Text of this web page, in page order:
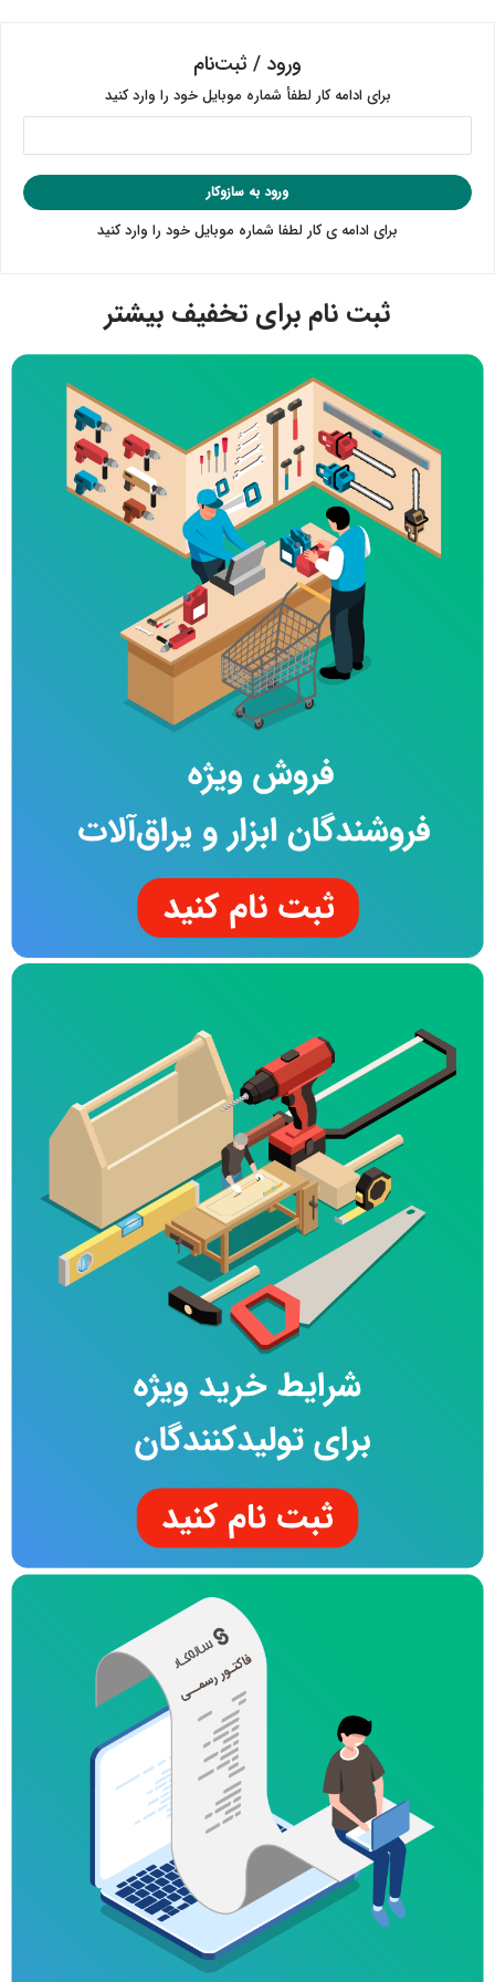
ورود / ثبت‌نام
برای ادامه کار لطفأ شماره موبایل خود را وارد کنید
ورود به سازوکار
برای ادامه ی کار لطفا شماره موبایل خود را وارد کنید
ثبت نام برای تخفیف بیشتر